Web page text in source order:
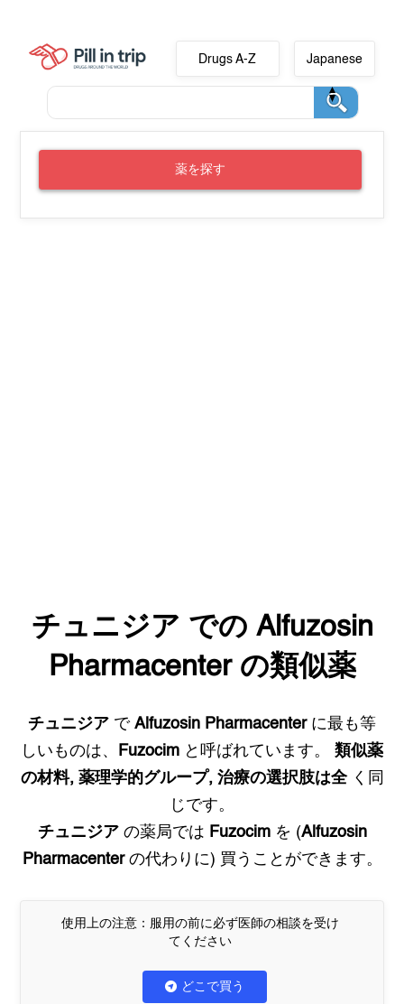
Drugs A-Z Japanese
薬を探す
チュニジア での Alfuzosin
Pharmacenterの類似薬
チュニジア で Alfuzosin Pharmacenterに最も等
しいものは、
Fuzocim と呼ばれています。
類似薬
の材料, 薬理学的グループ, 治療の選択肢は全 く同
じです。
チュニジアの薬局では Fuzocimを (Alfuzosin
Pharmacenterの代わりに) 買うことができます。
使用上の注意：服用の前に必ず医師の相談を受け
てください
どこで買う